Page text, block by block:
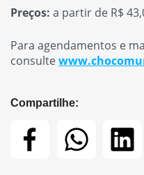
Preços: a partir de R$
Para agendamentos e
consulte
Compartilhe: